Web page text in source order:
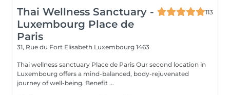
Thai Wellness Sanctuary -
Luxembourg Place de
Paris
113
31, Rue du Fort Elisabeth Luxembourg 1463
Thai wellness sanctuary Place de Paris Our second location in
Luxembourg offers a mind-balanced, body-rejuvenated
journey of well-being. Benefit ...